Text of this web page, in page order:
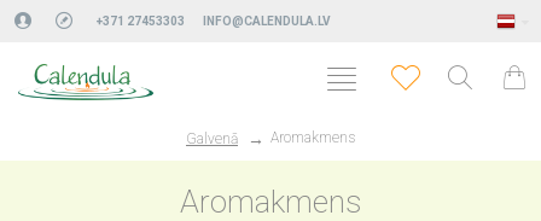
+371 27453303 INFO@CALENDULA.LV
Galvenā Aromakmens
Aromakmens